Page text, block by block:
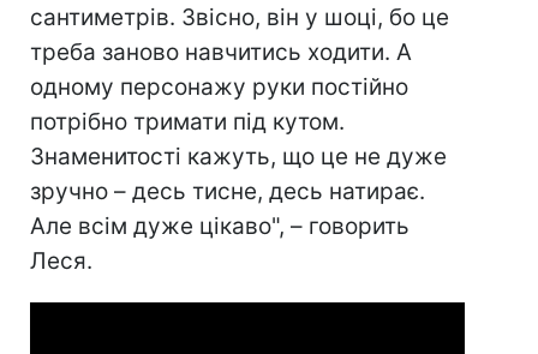
сантиметрів. Звісно, він у шоці, бо це
треба заново навчитись ходити. А
одному персонажу руки постійно
потрібно тримати під кутом.
Знаменитості кажуть, що це не дуже
зручно – десь тисне, десь натирає.
Але всім дуже цікаво", – говорить
Леся.